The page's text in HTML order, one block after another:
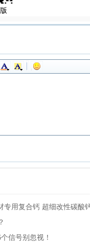
专用复合钙 超细改性碳酸
信号别忽视！